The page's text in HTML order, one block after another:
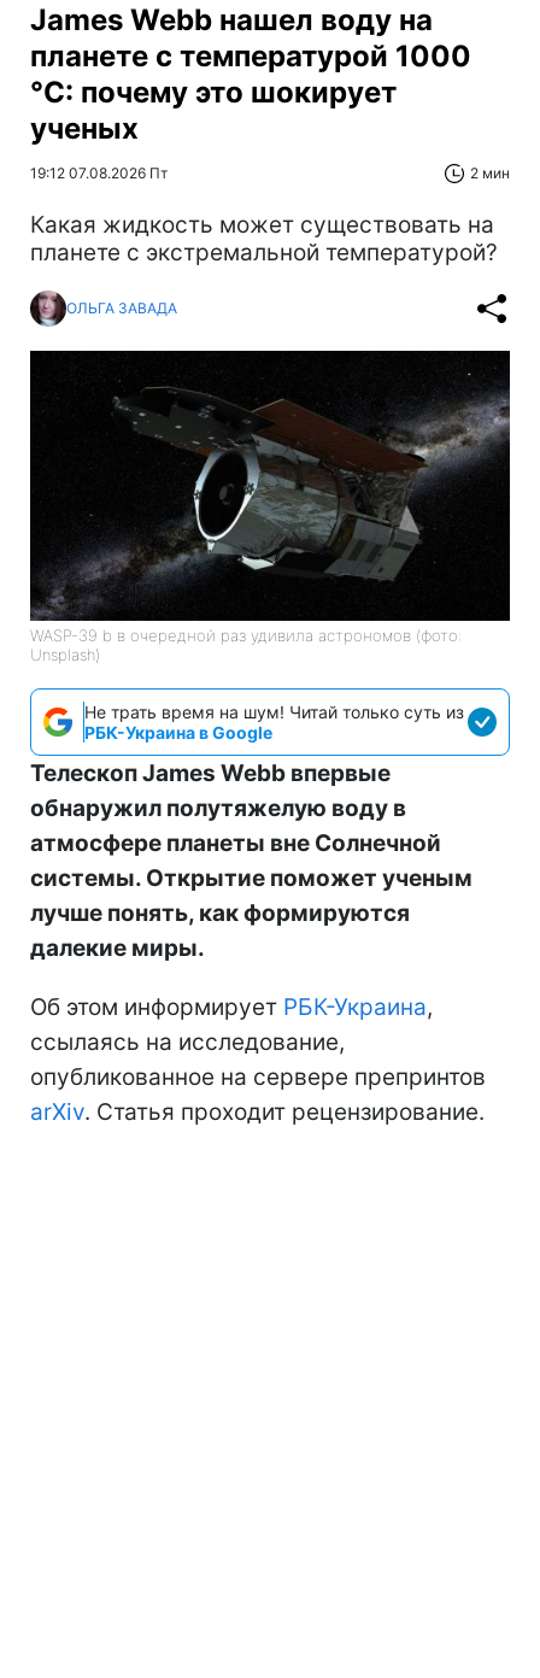
James Webb нашел воду на
планете с температурой 1000
°C: почему это шокирует
ученых
19:12 07.08.2026 Пт 2 мин
Какая жидкость может существовать на
планете с экстремальной температурой?
ОЛЬГА ЗАВАДА
WASP-39 b в очередной раз удивила астрономов (фото:
Unsplash)
Не трать время на шум! Читай только суть из
РБК-Украина в Google
Телескоп James Webb впервые
обнаружил полутяжелую воду в
атмосфере планеты вне Солнечной
системы. Открытие поможет ученым
лучше понять, как формируются
далекие миры.
Об этом информирует РБК-Украина,
ссылаясь на исследование,
опубликованное на сервере препринтов
arXiv. Статья проходит рецензирование.